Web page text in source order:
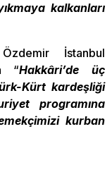
kalkanları
İstanbul
“Hakkâri’de üç
Kürt kardeşliği
programına
kurban